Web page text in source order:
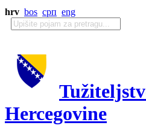
hrv bos срп eng
Hercegovine